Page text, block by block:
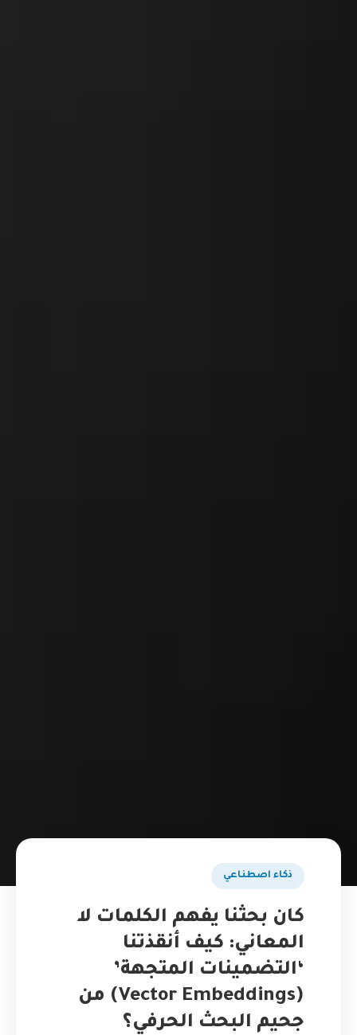
ذكاء اصطناعي
كان بحثنا يفهم الكلمات لا
المعاني: كيف أنقذتنا
‘التضمينات المتجهة’
(Vector Embeddings) من
جحيم البحث الحرفي؟